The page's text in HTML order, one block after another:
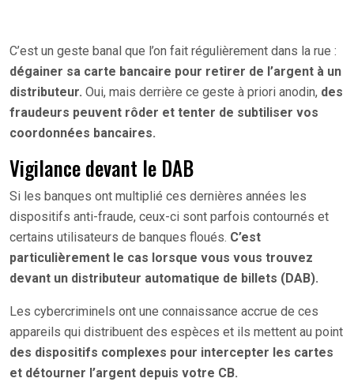
C’est un geste banal que l’on fait régulièrement dans la rue :
dégainer sa carte bancaire pour retirer de l’argent à un
distributeur. Oui, mais derrière ce geste à priori anodin, des
fraudeurs peuvent rôder et tenter de subtiliser vos
coordonnées bancaires.
Vigilance devant le DAB
Si les banques ont multiplié ces dernières années les
dispositifs anti-fraude, ceux-ci sont parfois contournés et
certains utilisateurs de banques floués. C’est
particulièrement le cas lorsque vous vous trouvez
devant un distributeur automatique de billets (DAB).
Les cybercriminels ont une connaissance accrue de ces
appareils qui distribuent des espèces et ils mettent au point
des dispositifs complexes pour intercepter les cartes
et détourner l’argent depuis votre CB.